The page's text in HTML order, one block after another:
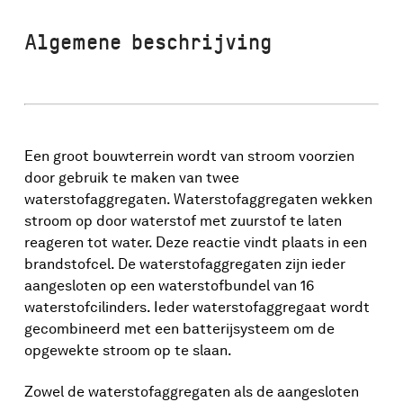
Algemene beschrijving
Een groot bouwterrein wordt van stroom voorzien
door gebruik te maken van twee
waterstofaggregaten. Waterstofaggregaten wekken
stroom op door waterstof met zuurstof te laten
reageren tot water. Deze reactie vindt plaats in een
brandstofcel. De waterstofaggregaten zijn ieder
aangesloten op een waterstofbundel van 16
waterstofcilinders. Ieder waterstofaggregaat wordt
gecombineerd met een batterijsysteem om de
opgewekte stroom op te slaan.
Zowel de waterstofaggregaten als de aangesloten